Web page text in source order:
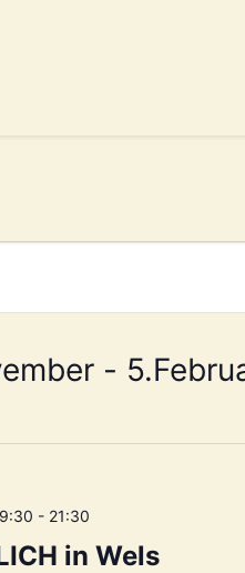
-
in Wels
- 21:30